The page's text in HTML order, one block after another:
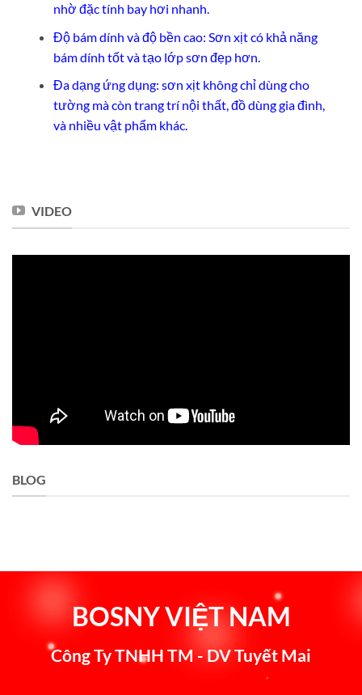
nhờ đặc tính bay hơi nhanh.
Độ bám dính và độ bền cao: Sơn xịt có khả năng
bám dính tốt và tạo lớp sơn đẹp hơn.
Đa dạng ứng dụng: sơn xịt không chỉ dùng cho
tường mà còn trang trí nội thất, đồ dùng gia đình,
và nhiều vật phẩm khác.
VIDEO
BLOG
BOSNY VIỆT NAM
Công Ty TNHH TM - DV Tuyết Mai